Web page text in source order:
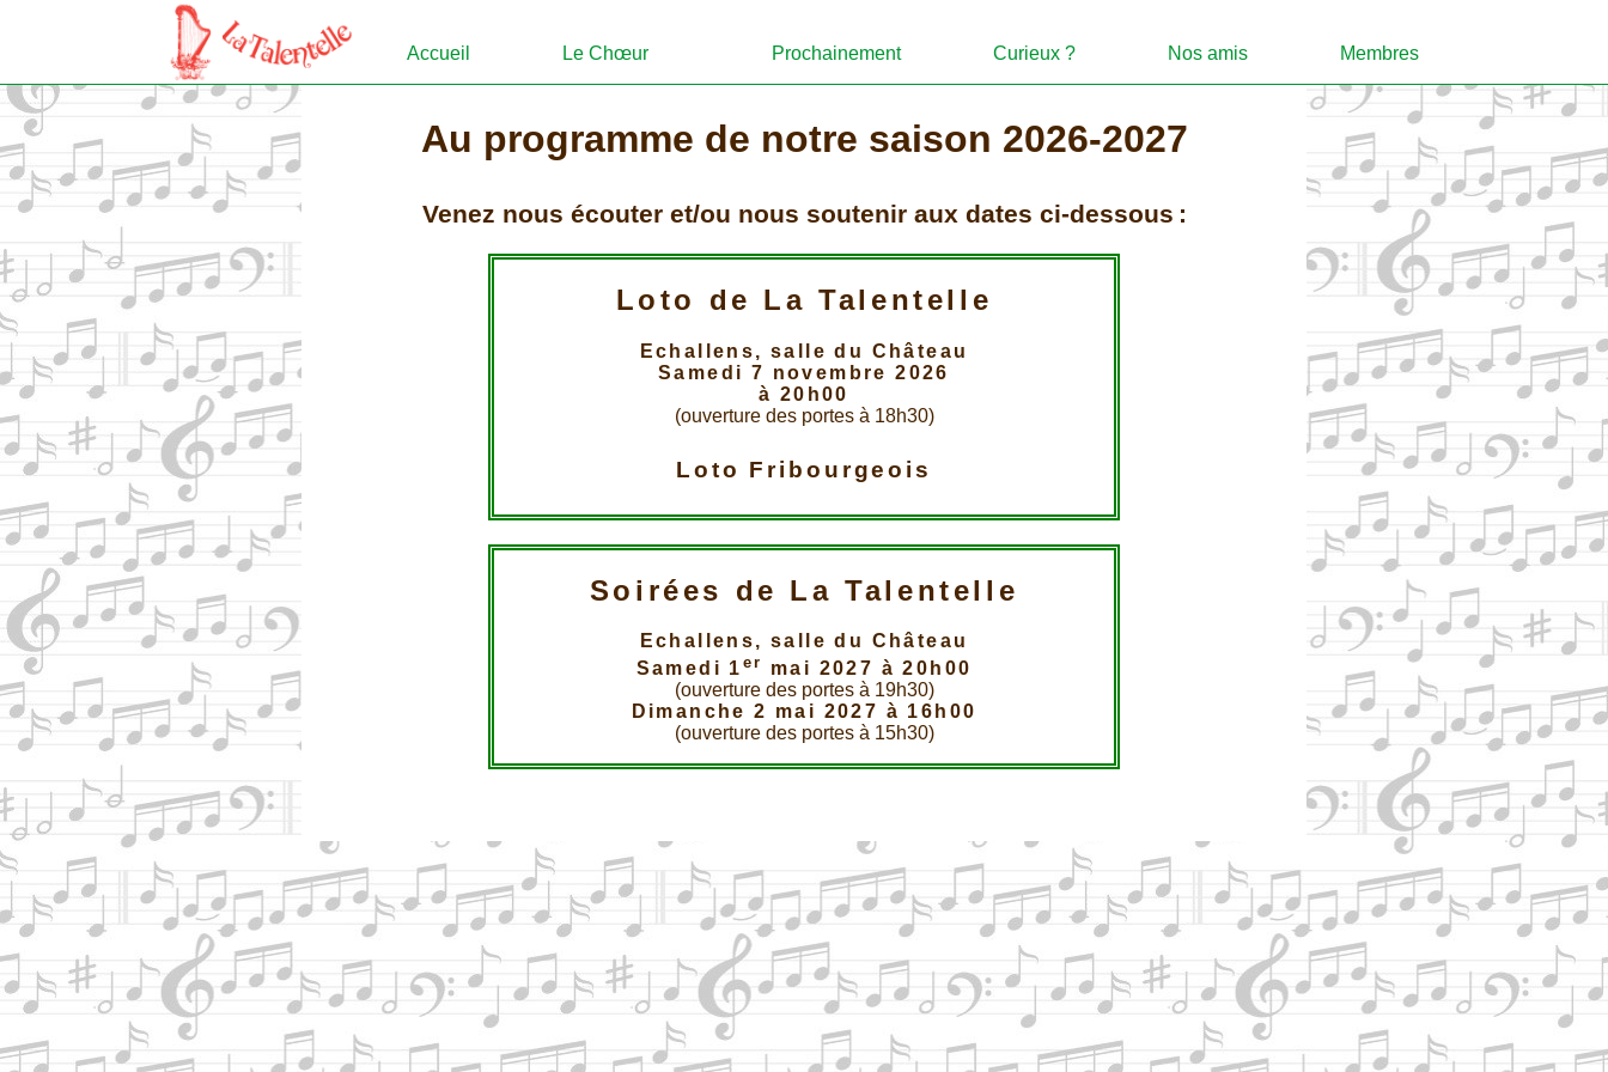
Accueil Le Chœur Prochainement Curieux ? Nos amis Membres
Au programme de notre saison 2026-2027
Venez nous écouter et/ou nous soutenir aux dates ci-dessous :
Loto de La Talentelle
Echallens, salle du Château
Samedi 7 novembre 2026
à 20h00
(ouverture des portes à 18h30)
Loto Fribourgeois
Soirées de La Talentelle
Echallens, salle du Château
Samedi 1 er
mai 2027 à 20h00
(ouverture des portes à 19h30)
Dimanche 2 mai 2027 à 16h00
(ouverture des portes à 15h30)